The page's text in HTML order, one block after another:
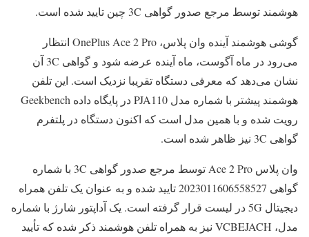
هوشمند توسط مرجع صدور گواهی 3C چین تایید شده است.
گوشی هوشمند آینده وان پلاس، OnePlus Ace 2 Pro انتظار
می‌رود در ماه آگوست، ماه آینده عرضه شود و گواهی 3C آن
نشان می‌دهد که معرفی دستگاه تقریبا نزدیک است. این تلفن
هوشمند پیشتر با شماره مدل PJA110 در پایگاه داده Geekbench
رویت شده و با همین مدل است که اکنون دستگاه در پلتفرم
گواهی 3C نیز ظاهر شده است.
وان پلاس Ace 2 Pro توسط مرجع صدور گواهی 3C با شماره
گواهی 2023011606558527 تایید شده و به عنوان یک تلفن همراه
دیجیتال 5G در لیست قرار گرفته است. یک آداپتور شارژ با شماره
مدل، VCBEJACH نیز به همراه تلفن هوشمند ذکر شده که تأیید